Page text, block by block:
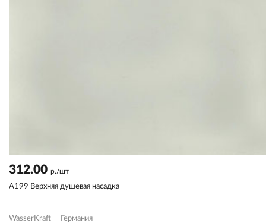
312.00 р./шт
A199 Верхняя душевая насадка
WasserKraft Германия